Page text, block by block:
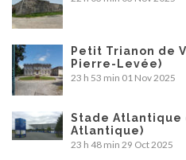
Petit Trianon de
Pierre-Levée)
23 h 53 min 01 Nov 2025
Stade Atlantique
Atlantique)
23 h 48 min 29 Oct 2025